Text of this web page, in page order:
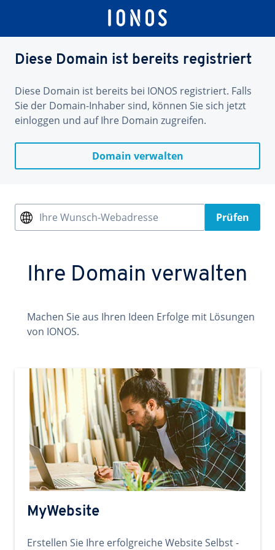
Diese Domain ist bereits registriert
Diese Domain ist bereits bei IONOS registriert. Falls
Sie der Domain-Inhaber sind, können Sie sich jetzt
einloggen und auf Ihre Domain zugreifen.
Domain verwalten
Ihre Wunsch-Webadresse Prüfen
Ihre Domain verwalten
Machen Sie aus Ihren Ideen Erfolge mit Lösungen
von IONOS.
MyWebsite
Erstellen Sie Ihre erfolgreiche Website Selbst -